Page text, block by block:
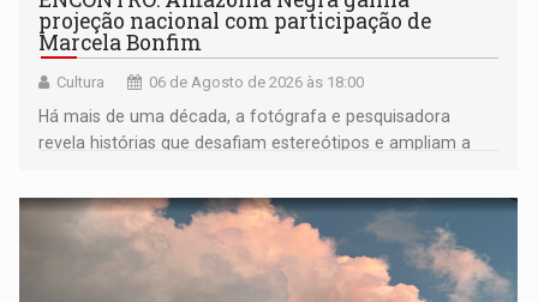
projeção nacional com participação de
Marcela Bonfim
Cultura 06 de Agosto de 2026 às 18:00
Há mais de uma década, a fotógrafa e pesquisadora
revela histórias que desafiam estereótipos e ampliam a
negras